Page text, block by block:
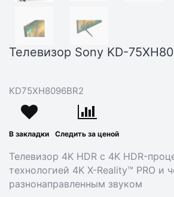
Телевизор Sony KD-
KD75XH8096BR2
В закладки Следить за ценой
Телевизор 4K HDR с 4K HDR-
технологией 4K X-Reality™ PRO и
разнонаправленным звуком